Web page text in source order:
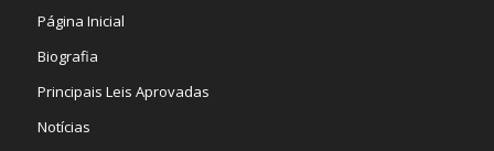
Página Inicial
Biografia
Principais Leis Aprovadas
Notícias